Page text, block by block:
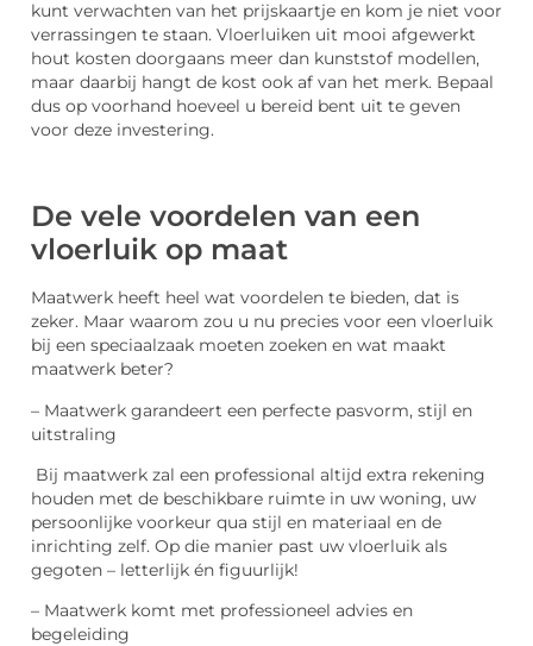
kunt verwachten van het prijskaartje en kom je niet voor
verrassingen te staan. Vloerluiken uit mooi afgewerkt
hout kosten doorgaans meer dan kunststof modellen,
maar daarbij hangt de kost ook af van het merk. Bepaal
dus op voorhand hoeveel u bereid bent uit te geven
voor deze investering.
De vele voordelen van een
vloerluik op maat
Maatwerk heeft heel wat voordelen te bieden, dat is
zeker. Maar waarom zou u nu precies voor een vloerluik
bij een speciaalzaak moeten zoeken en wat maakt
maatwerk beter?
– Maatwerk garandeert een perfecte pasvorm, stijl en
uitstraling
Bij maatwerk zal een professional altijd extra rekening
houden met de beschikbare ruimte in uw woning, uw
persoonlijke voorkeur qua stijl en materiaal en de
inrichting zelf. Op die manier past uw vloerluik als
gegoten – letterlijk én figuurlijk!
– Maatwerk komt met professioneel advies en
begeleiding